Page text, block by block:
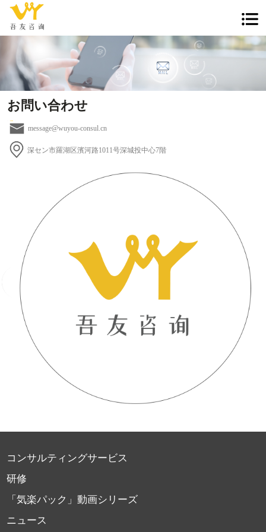
お問い合わせ
message@wuyou-consul.cn
深セン市羅湖区濱河路1011号深城投中心7階
コンサルティングサービス
研修
「気楽パック」動画シリーズ
ニュース